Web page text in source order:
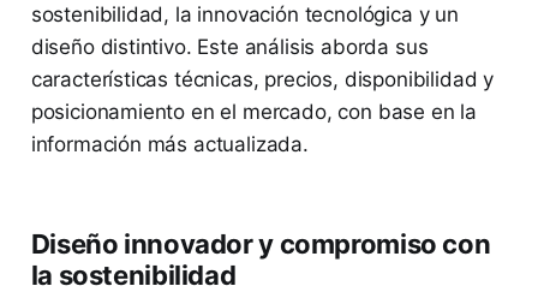
sostenibilidad, la innovación tecnológica y un
diseño distintivo. Este análisis aborda sus
características técnicas, precios, disponibilidad y
posicionamiento en el mercado, con base en la
información más actualizada.
Diseño innovador y compromiso con
la sostenibilidad